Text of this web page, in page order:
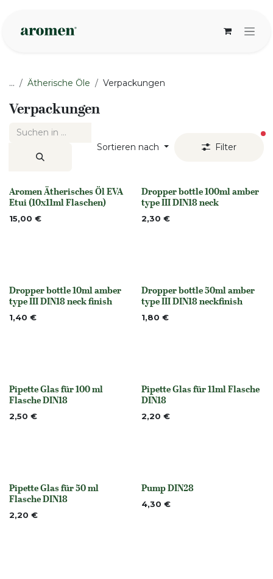
... Ätherische Öle Verpackungen
Verpackungen
Sortieren nach Filter
None
Aromen Ätherisches Öl EVA
Etui (10x11ml Flaschen)
15,00 €
None
Dropper bottle 100ml amber
type III DIN18 neck
2,30 €
None
Dropper bottle 10ml amber
type III DIN18 neck finish
1,40 €
None
Dropper bottle 50ml amber
type III DIN18 neckfinish
1,80 €
None
Pipette Glas für 100 ml
Flasche DIN18
2,50 €
None
Pipette Glas für 11ml Flasche
DIN18
2,20 €
None
Pipette Glas für 50 ml
Flasche DIN18
2,20 € Nicht vorrättig
Pump DIN28
4,30 €